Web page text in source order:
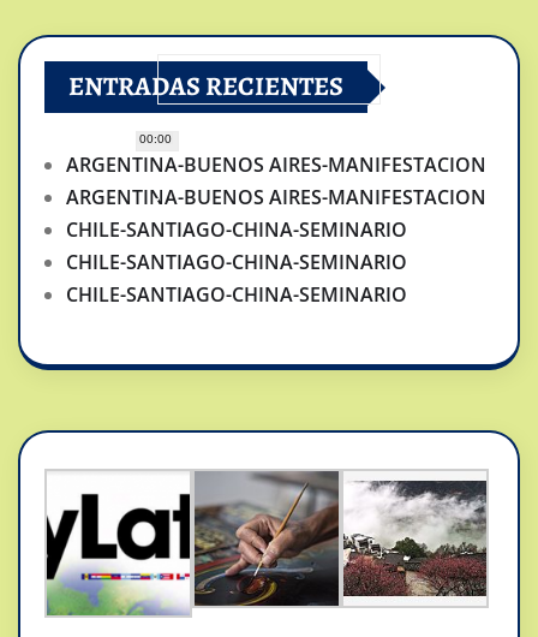
00:00
ENTRADAS RECIENTES
ARGENTINA-BUENOS AIRES-MANIFESTACION
ARGENTINA-BUENOS AIRES-MANIFESTACION
CHILE-SANTIAGO-CHINA-SEMINARIO
CHILE-SANTIAGO-CHINA-SEMINARIO
CHILE-SANTIAGO-CHINA-SEMINARIO